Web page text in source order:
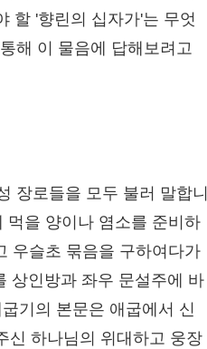
할 '향린의 십자가'는 무엇
해 이 물음에 답해보려고
장로들을 모두 불러 말합니
먹을 양이나 염소를 준비하
우슬초 묶음을 구하여다가
상인방과 좌우 문설주에 바
기의 본문은 애굽에서 신
신 하나님의 위대하고 웅장